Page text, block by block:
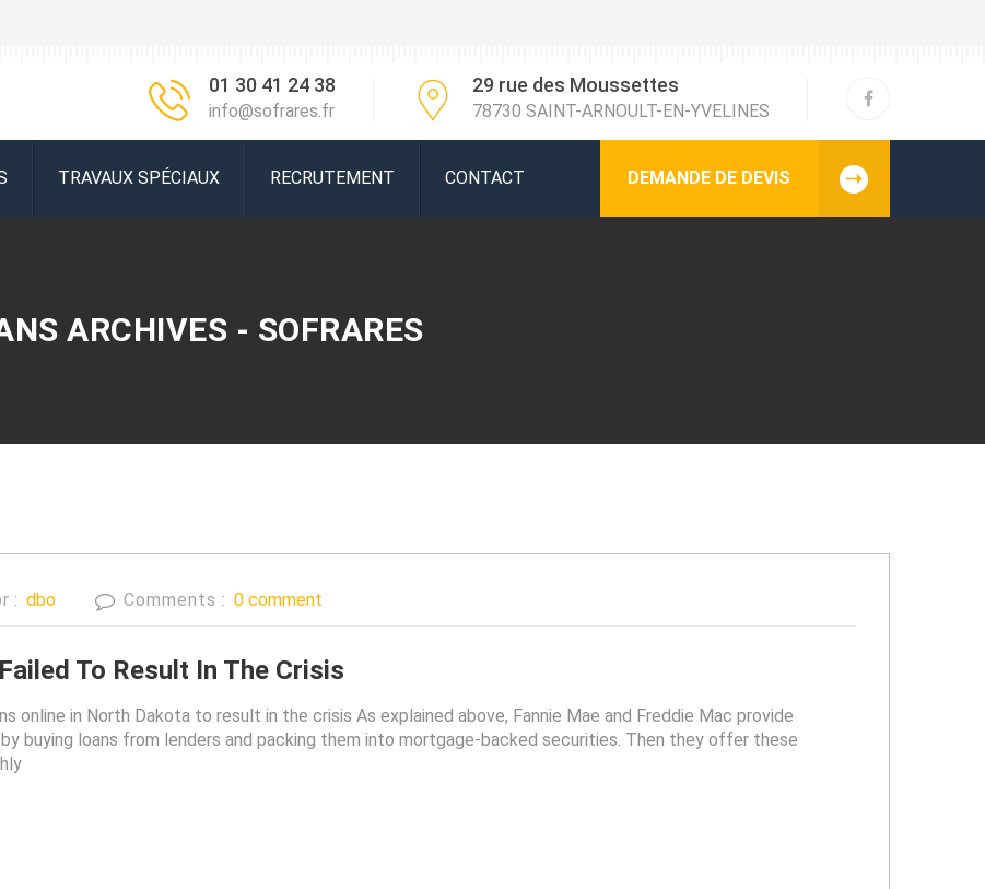
01 30 41 24 38
info@sofrares.fr
29 rue des Moussettes
78730 SAINT-ARNOULT-EN-YVELINES
TRAVAUX SPÉCIAUX RECRUTEMENT CONTACT DEMANDE DE DEVIS
ARCHIVES - SOFRARES
: dbo Comments : 0 comment
To Result In The Crisis
online in North Dakota to result in the crisis As explained above, Fannie Mae and Freddie Mac provide
buying loans from lenders and packing them into mortgage-backed securities. Then they offer these